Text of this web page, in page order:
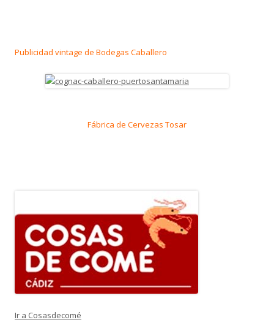
Publicidad vintage de Bodegas Caballero
Fábrica de Cervezas Tosar
Ir a Cosasdecomé